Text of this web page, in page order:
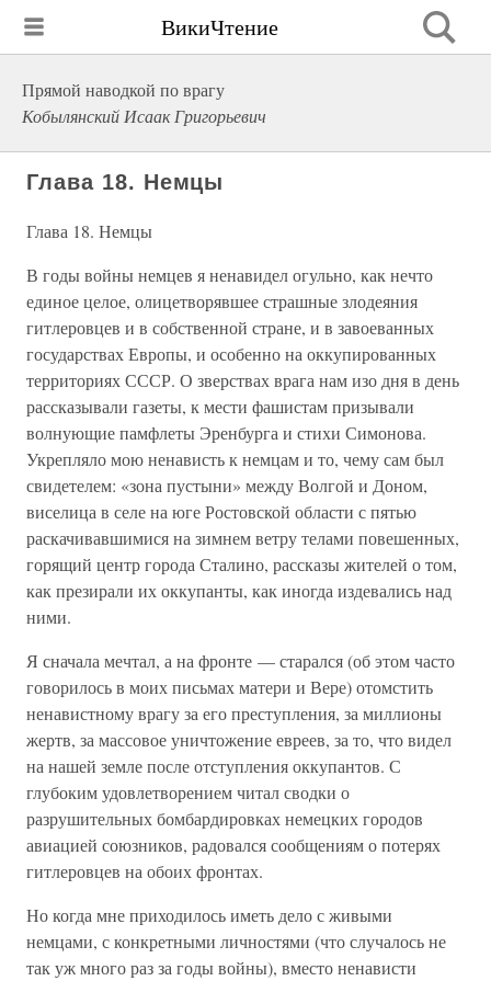
ВикиЧтение
Прямой наводкой по врагу
Кобылянский Исаак Григорьевич
Глава 18. Немцы
Глава 18. Немцы
В годы войны немцев я ненавидел огульно, как нечто
единое целое, олицетворявшее страшные злодеяния
гитлеровцев и в собственной стране, и в завоеванных
государствах Европы, и особенно на оккупированных
территориях СССР. О зверствах врага нам изо дня в день
рассказывали газеты, к мести фашистам призывали
волнующие памфлеты Эренбурга и стихи Симонова.
Укрепляло мою ненависть к немцам и то, чему сам был
свидетелем: «зона пустыни» между Волгой и Доном,
виселица в селе на юге Ростовской области с пятью
раскачивавшимися на зимнем ветру телами повешенных,
горящий центр города Сталино, рассказы жителей о том,
как презирали их оккупанты, как иногда издевались над
ними.
Я сначала мечтал, а на фронте — старался (об этом часто
говорилось в моих письмах матери и Вере) отомстить
ненавистному врагу за его преступления, за миллионы
жертв, за массовое уничтожение евреев, за то, что видел
на нашей земле после отступления оккупантов. С
глубоким удовлетворением читал сводки о
разрушительных бомбардировках немецких городов
авиацией союзников, радовался сообщениям о потерях
гитлеровцев на обоих фронтах.
Но когда мне приходилось иметь дело с живыми
немцами, с конкретными личностями (что случалось не
так уж много раз за годы войны), вместо ненависти